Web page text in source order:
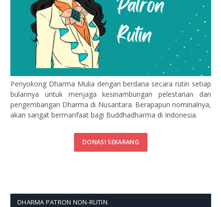
Penyokong Dharma Mulia dengan berdana secara rutin setiap
bulannya untuk menjaga kesinambungan pelestarian dan
pengembangan Dharma di Nusantara. Berapapun nominalnya,
akan sangat bermanfaat bagi Buddhadharma di Indonesia.
DONASI SEKARANG
DHARMA PATRON NON-RUTIN